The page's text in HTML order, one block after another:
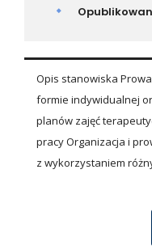
Opis stanowiska
formie indywidualnej
planów zajęć
pracy Organizacja i
z wykorzystaniem